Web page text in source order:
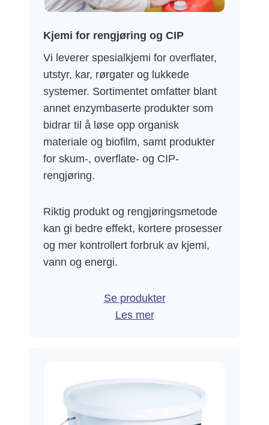
Kjemi for rengjøring og CIP
Vi leverer spesialkjemi for overflater,
utstyr, kar, rørgater og lukkede
systemer. Sortimentet omfatter blant
annet enzymbaserte produkter som
bidrar til å løse opp organisk
materiale og biofilm, samt produkter
for skum-, overflate- og CIP-
rengjøring.
Riktig produkt og rengjøringsmetode
kan gi bedre effekt, kortere prosesser
og mer kontrollert forbruk av kjemi,
vann og energi.
Se produkter
Les mer